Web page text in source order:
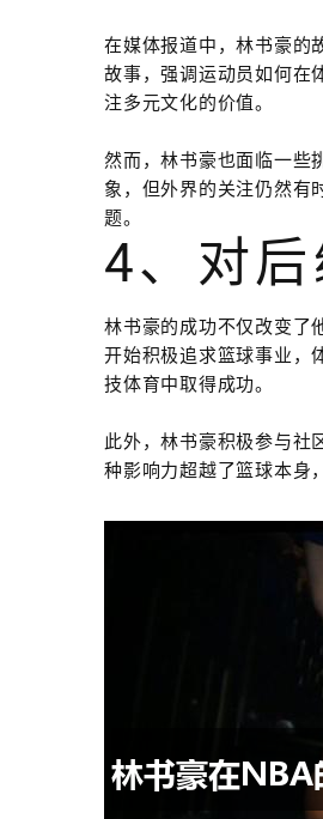
在媒体报道中，林书豪的
故事，强调运动员如何在
注多元文化的价值。
然而，林书豪也面临一些
象，但外界的关注仍然有
题。
4、对
林书豪的成功不仅改变了
开始积极追求篮球事业，
技体育中取得成功。
此外，林书豪积极参与社
种影响力超越了篮球本身